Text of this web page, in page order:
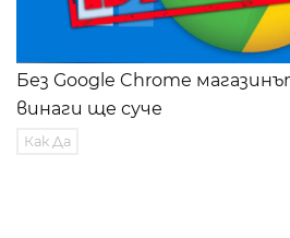
Без Google Chrome
винаги ще суче
Как Да